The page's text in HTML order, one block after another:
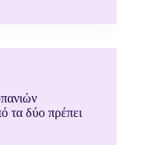
τα δύο πρέπει